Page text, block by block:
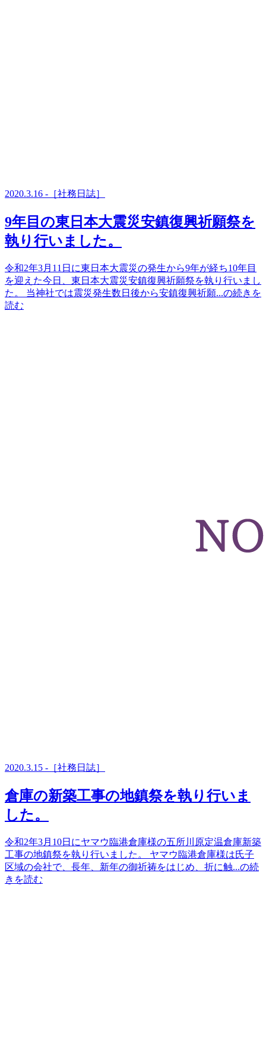
2020.3.16 -［社務日誌］
9年目の東日本大震災安鎮復興祈願祭を
執り行いました。
令和2年3月11日に東日本大震災の発生から9年が経ち10年目
を迎えた今日、東日本大震災安鎮復興祈願祭を執り行いまし
た。 当神社では震災発生数日後から安鎮復興祈願...の続きを
読む
2020.3.15 -［社務日誌］
倉庫の新築工事の地鎮祭を執り行いま
した。
令和2年3月10日にヤマウ臨港倉庫様の五所川原定温倉庫新築
工事の地鎮祭を執り行いました。 ヤマウ臨港倉庫様は氏子
区域の会社で、長年、新年の御祈祷をはじめ、折に触...の続
きを読む